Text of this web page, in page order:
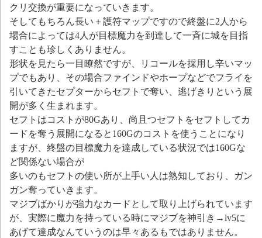
クリ交換が重要になっていきます。
そしてもちろん長い＋護符マップですので終盤に2人から
場合によっては4人が目標魔力を到達して一斉に城を目指
すことも珍しくありません。
形状を見たら一目瞭然ですが、リコールを採用し辛いマッ
プでもあり、その場合ファインドやホープなどでフライを
引いてきたセプターからセフトで奪い、逃げきりという展
開が多く生まれます。
セフトはコストが80Gあり、尚且つセフトをセフトしてカ
ードを奪う展開になると160Gのコストを使うことになり
ますが、終盤の目標魔力を達成している状況では160Gな
ど関係ない場合が
多いのもセフトの使い所が上手い人は熟知しており、ガン
ガン奪っていきます。
マジブばかりが強力なカードとして取り上げられています
が、実際に魔力を持っている時にマジブを神引き→lv5に
あげて達成なんていうのは早々あるもではありません。